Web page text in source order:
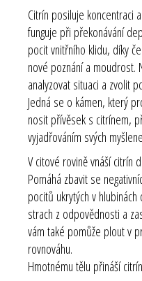
Citrín posiluje koncentraci
funguje při překonávání
pocit vnitřního klidu, díky
nové poznání a moudrost.
analyzovat situaci a zvolit
Jedná se o kámen, který
nosit přívěsek s citrínem,
vyjadřováním svých
V citové rovině vnáší citrín
Pomáhá zbavit se
pocitů ukrytých v
strach z odpovědnosti a
vám také pomůže plout v
rovnováhu.
Hmotnému tělu přináší